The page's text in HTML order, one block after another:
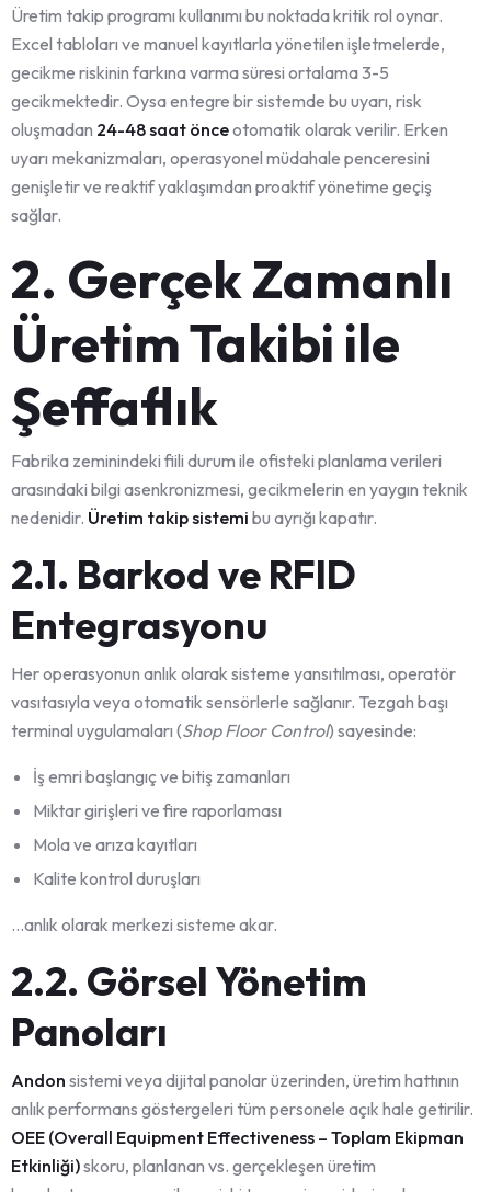
Üretim takip programı kullanımı bu noktada kritik rol oynar.
Excel tabloları ve manuel kayıtlarla yönetilen işletmelerde,
gecikme riskinin farkına varma süresi ortalama 3-5
gecikmektedir. Oysa entegre bir sistemde bu uyarı, risk
oluşmadan 24-48 saat önceotomatik olarak verilir. Erken
uyarı mekanizmaları, operasyonel müdahale penceresini
genişletir ve reaktif yaklaşımdan proaktif yönetime geçiş
sağlar.
2. Gerçek Zamanlı
Üretim Takibi ile
Şeffaflık
Fabrika zeminindeki fiili durum ile ofisteki planlama verileri
arasındaki bilgi asenkronizmesi, gecikmelerin en yaygın teknik
nedenidir. Üretim takip sistemi bu ayrığı kapatır.
2.1. Barkod ve RFID
Entegrasyonu
Her operasyonun anlık olarak sisteme yansıtılması, operatör
vasıtasıyla veya otomatik sensörlerle sağlanır. Tezgah başı
terminal uygulamaları (Shop Floor Control) sayesinde:
İş emri başlangıç ve bitiş zamanları
Miktar girişleri ve fire raporlaması
Mola ve arıza kayıtları
Kalite kontrol duruşları
…anlık olarak merkezi sisteme akar.
2.2. Görsel Yönetim
Panoları
Andon sistemi veya dijital panolar üzerinden, üretim hattının
anlık performans göstergeleri tüm personele açık hale getirilir.
OEE (Overall Equipment Effectiveness – Toplam Ekipman
Etkinliği)skoru, planlanan vs. gerçekleşen üretim